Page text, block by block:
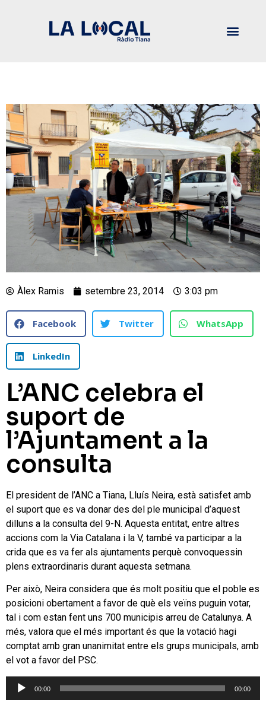
Àlex Ramis setembre 23, 2014 3:03 pm
Facebook Twitter WhatsApp
LinkedIn
L’ANC celebra el
suport de
l’Ajuntament a la
consulta
El president de l’ANC a Tiana, Lluís Neira, està satisfet amb
el suport que es va donar des del ple municipal d’aquest
dilluns a la consulta del 9-N. Aquesta entitat, entre altres
accions com la Via Catalana i la V, també va participar a la
crida que es va fer als ajuntaments perquè convoquessin
plens extraordinaris durant aquesta setmana.
Per això, Neira considera que és molt positiu que el poble es
posicioni obertament a favor de què els veïns puguin votar,
tal i com estan fent uns 700 municipis arreu de Catalunya. A
més, valora que el més important és que la votació hagi
comptat amb gran unanimitat entre els grups municipals, amb
el vot a favor del PSC.
Reproductor
00:00 00:00